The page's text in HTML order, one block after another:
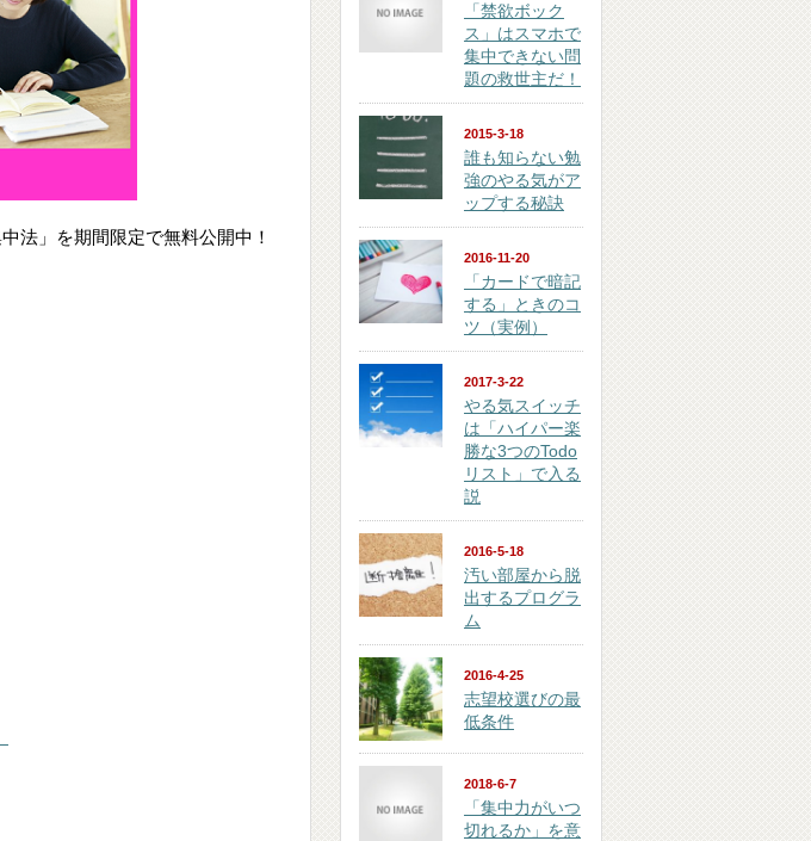
法」を期間限定で無料公開中！
「禁欲ボック
ス」はスマホで
集中できない問
題の救世主だ！
2015-3-18
誰も知らない勉
強のやる気がア
ップする秘訣
2016-11-20
「カードで暗記
する」ときのコ
ツ（実例）
2017-3-22
やる気スイッチ
は「ハイパー楽
勝な3つのTodo
リスト」で入る
説
2016-5-18
汚い部屋から脱
出するプログラ
ム
2016-4-25
志望校選びの最
低条件
2018-6-7
「集中力がいつ
切れるか」を意